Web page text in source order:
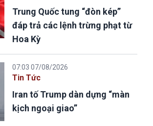
Trung Quốc tung “đòn kép”
đáp trả các lệnh trừng phạt từ
Hoa Kỳ
07:03 07/08/2026
Tin Tức
Iran tố Trump dàn dựng “màn
kịch ngoại giao”